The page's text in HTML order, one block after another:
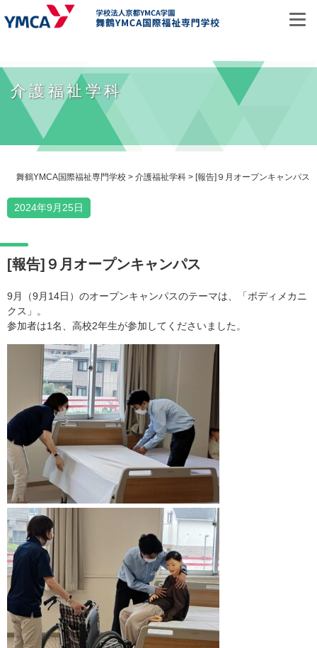
オープンキャンパス
ホーム
学校紹介
学校概要
YMCAについて
情報公開
学科紹介
介護福祉学科
国際観光ビジネス学科
キャンパスライフ
入試情報
募集要項
介護福祉学科
舞鶴YMCA国際福祉専門学校 > 介護福祉学科 > [報告]９月オープンキャンパス
2024年9月25日
[報告]９月オープンキャンパス
9月（9月14日）のオープンキャンパスのテーマは、「ボディメカニ
クス」。
参加者は1名、高校2年生が参加してくださいました。